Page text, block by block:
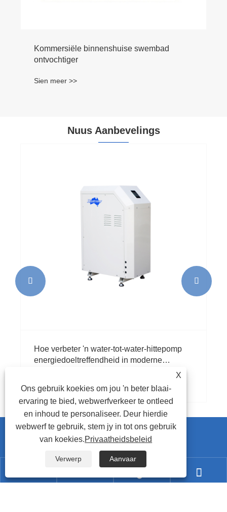
Kommersiële binnenshuise swembad
ontvochtiger
Sien meer >>
Nuus Aanbevelings
Hoe verbeter 'n water-tot-water-hittepomp
energiedoeltreffendheid in moderne
 
Kontak Ons
+86-757-22629089
+86-18934310313

X
Ons gebruik koekies om jou 'n beter blaai-
ervaring te bied, webwerfverkeer te ontleed
en inhoud te personaliseer. Deur hierdie
webwerf te gebruik, stem jy in tot ons gebruik
van koekies.Privaatheidsbeleid
Verwerp Aanvaar